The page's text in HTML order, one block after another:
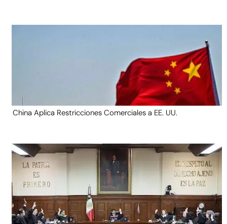
China Aplica Restricciones Comerciales a EE. UU.